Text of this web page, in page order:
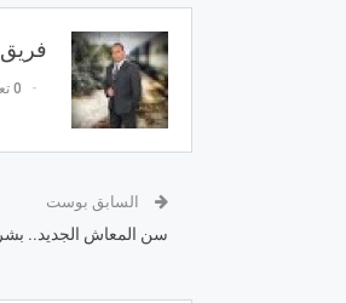
0 تعليقات
السابق بوست
سن المعاش الجديد..